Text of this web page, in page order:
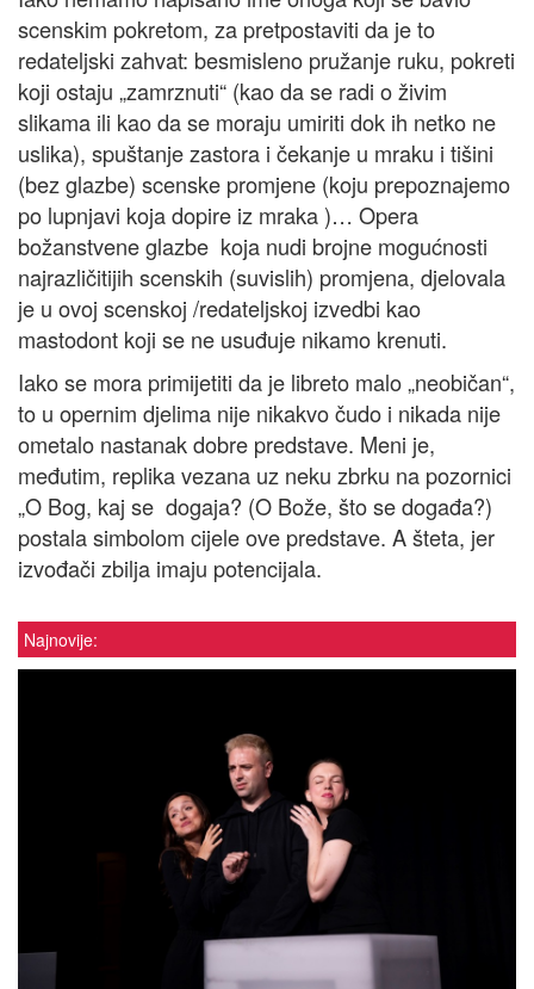
scenskim pokretom, za pretpostaviti da je to
redateljski zahvat: besmisleno pružanje ruku, pokreti
koji ostaju „zamrznuti“ (kao da se radi o živim
slikama ili kao da se moraju umiriti dok ih netko ne
uslika), spuštanje zastora i čekanje u mraku i tišini
(bez glazbe) scenske promjene (koju prepoznajemo
po lupnjavi koja dopire iz mraka )… Opera
božanstvene glazbe koja nudi brojne mogućnosti
najrazličitijih scenskih (suvislih) promjena, djelovala
je u ovoj scenskoj /redateljskoj izvedbi kao
mastodont koji se ne usuđuje nikamo krenuti.
Iako se mora primijetiti da je libreto malo „neobičan“,
to u opernim djelima nije nikakvo čudo i nikada nije
ometalo nastanak dobre predstave. Meni je,
međutim, replika vezana uz neku zbrku na pozornici
„O Bog, kaj se dogaja? (O Bože, što se događa?)
postala simbolom cijele ove predstave. A šteta, jer
izvođači zbilja imaju potencijala.
Najnovije: